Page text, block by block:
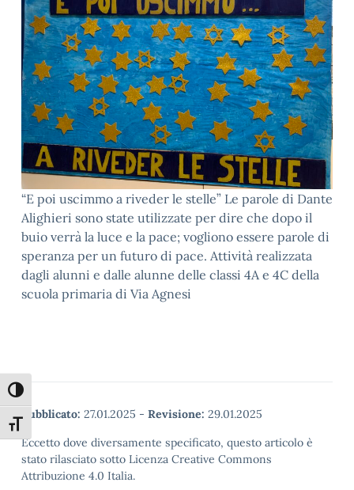
Attiva/disattiva alto contrasto
Attiva/disattiva dimensione testo
“E poi uscimmo a riveder le stelle” Le parole di Dante
Alighieri sono state utilizzate per dire che dopo il
buio verrà la luce e la pace; vogliono essere parole di
speranza per un futuro di pace. Attività realizzata
dagli alunni e dalle alunne delle classi 4A e 4C della
scuola primaria di Via Agnesi
Pubblicato: 27.01.2025 - Revisione: 29.01.2025
Eccetto dove diversamente specificato, questo articolo è
stato rilasciato sotto Licenza Creative Commons
Attribuzione 4.0 Italia.